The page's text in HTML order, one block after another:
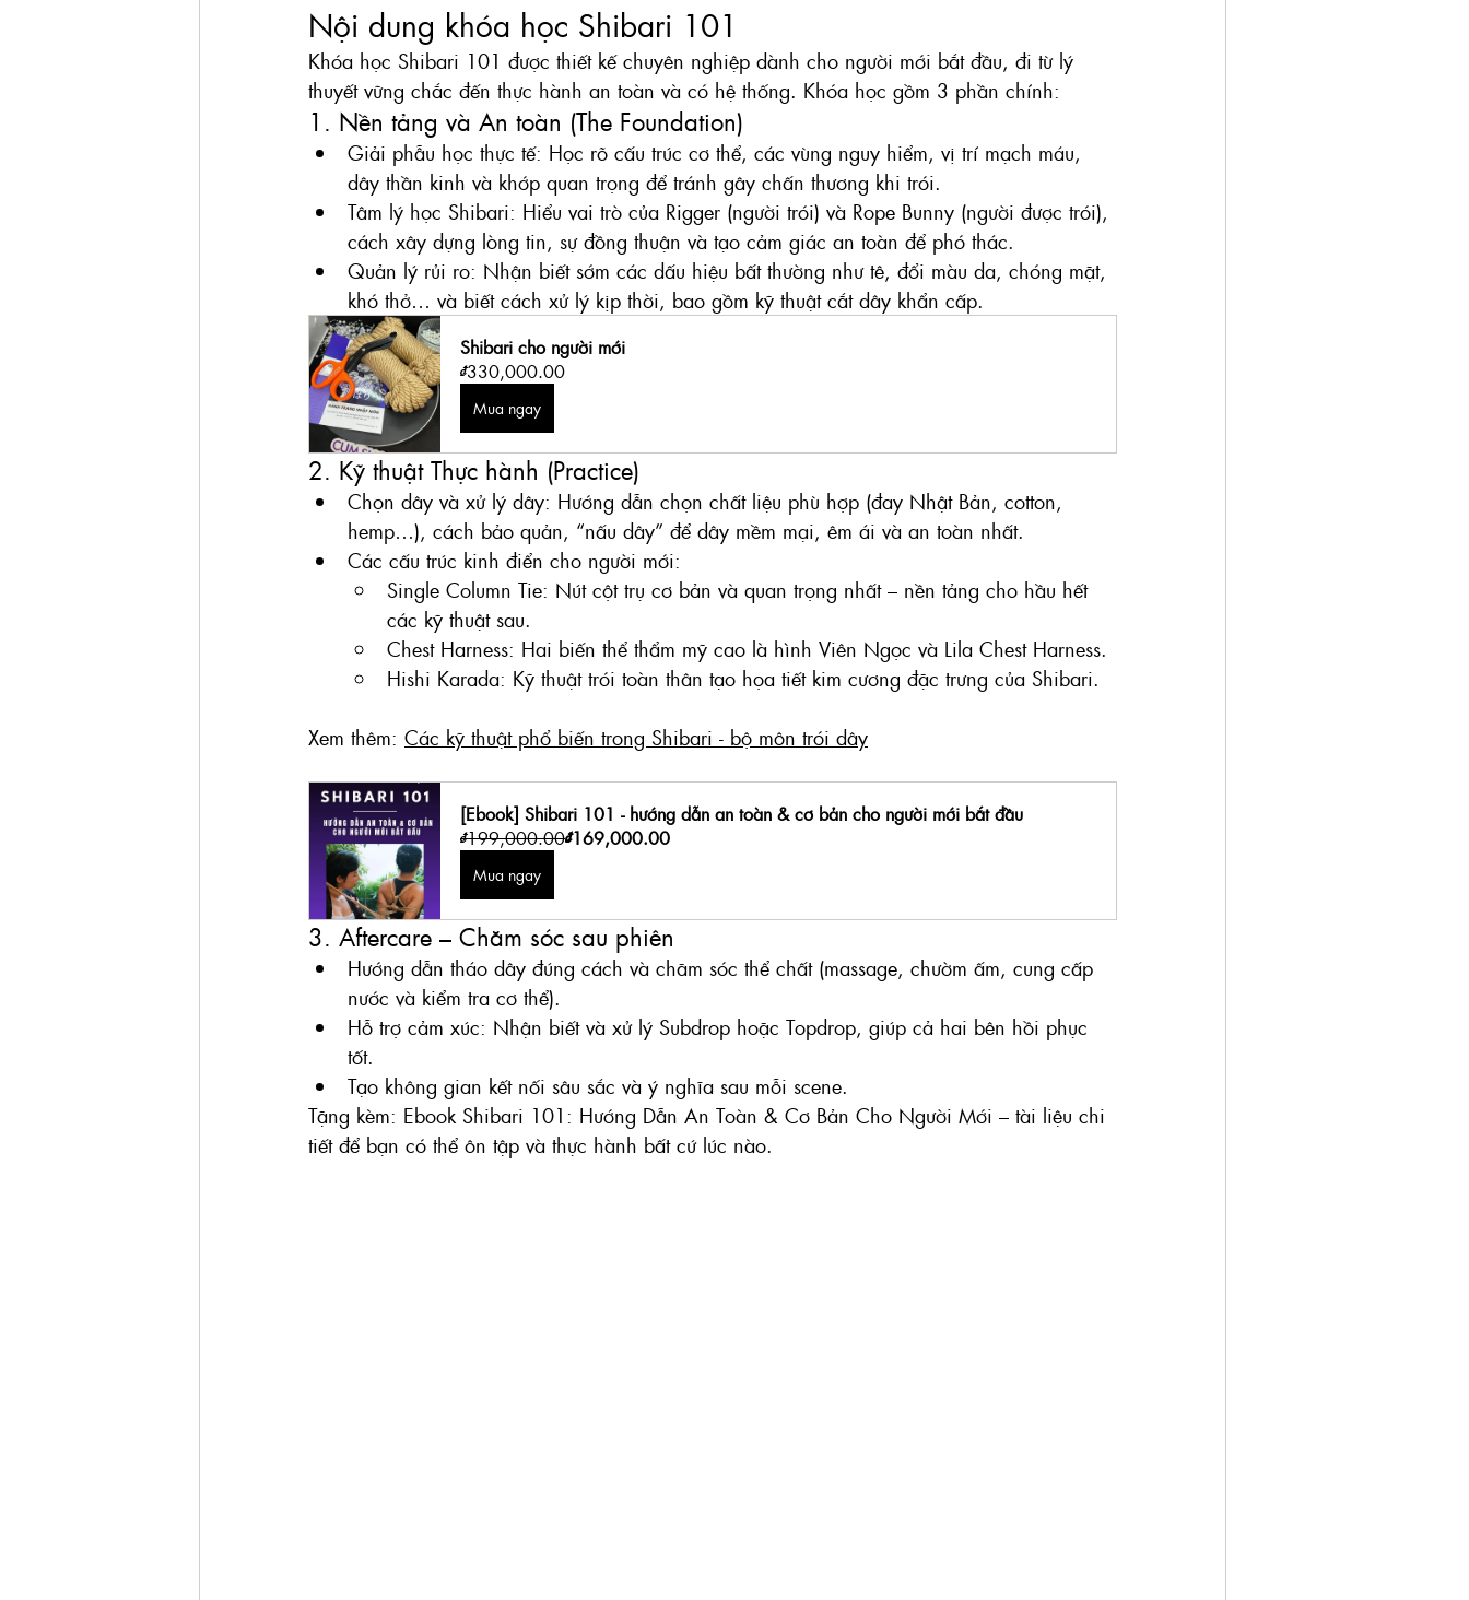
Nội dung khóa học Shibari 101
Khóa học Shibari 101 được thiết kế chuyên nghiệp dành cho người mới bắt đầu, đi từ lý
thuyết vững chắc đến thực hành an toàn và có hệ thống. Khóa học gồm 3 phần chính:
1. Nền tảng và An toàn (The Foundation)
Giải phẫu học thực tế: Học rõ cấu trúc cơ thể, các vùng nguy hiểm, vị trí mạch máu,
dây thần kinh và khớp quan trọng để tránh gây chấn thương khi trói.
Tâm lý học Shibari: Hiểu vai trò của Rigger (người trói) và Rope Bunny (người được trói),
cách xây dựng lòng tin, sự đồng thuận và tạo cảm giác an toàn để phó thác.
Quản lý rủi ro: Nhận biết sớm các dấu hiệu bất thường như tê, đổi màu da, chóng mặt,
khó thở… và biết cách xử lý kịp thời, bao gồm kỹ thuật cắt dây khẩn cấp.
Shibari cho người mới
₫330,000.00
Mua ngay
2. Kỹ thuật Thực hành (Practice)
Chọn dây và xử lý dây: Hướng dẫn chọn chất liệu phù hợp (đay Nhật Bản, cotton,
hemp…), cách bảo quản, “nấu dây” để dây mềm mại, êm ái và an toàn nhất.
Các cấu trúc kinh điển cho người mới:
Single Column Tie: Nút cột trụ cơ bản và quan trọng nhất – nền tảng cho hầu hết
các kỹ thuật sau.
Chest Harness: Hai biến thể thẩm mỹ cao là hình Viên Ngọc và Lila Chest Harness.
Hishi Karada: Kỹ thuật trói toàn thân tạo họa tiết kim cương đặc trưng của Shibari.
Xem thêm: Các kỹ thuật phổ biến trong Shibari - bộ môn trói dây
[Ebook] Shibari 101 - hướng dẫn an toàn & cơ bản cho người mới bắt đầu
₫199,000.00₫169,000.00
Mua ngay
3. Aftercare – Chăm sóc sau phiên
Hướng dẫn tháo dây đúng cách và chăm sóc thể chất (massage, chườm ấm, cung cấp
nước và kiểm tra cơ thể).
Hỗ trợ cảm xúc: Nhận biết và xử lý Subdrop hoặc Topdrop, giúp cả hai bên hồi phục
tốt.
Tạo không gian kết nối sâu sắc và ý nghĩa sau mỗi scene.
Tặng kèm: Ebook Shibari 101: Hướng Dẫn An Toàn & Cơ Bản Cho Người Mới – tài liệu chi
tiết để bạn có thể ôn tập và thực hành bất cứ lúc nào.